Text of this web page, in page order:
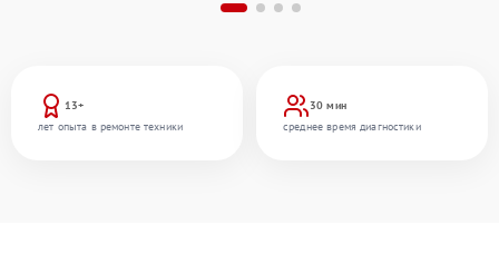
13+
лет опыта в ремонте техники
30 мин
среднее время диагностики